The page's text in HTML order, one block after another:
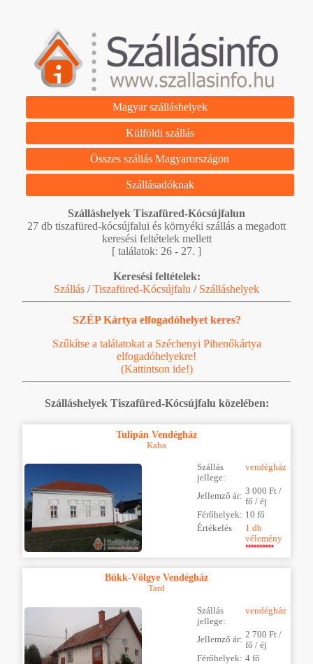
Magyar szálláshelyek
Külföldi szállás
Összes szállás Magyarországon
Szállásadóknak
Szálláshelyek Tiszafüred-Kócsújfalun
27 db tiszafüred-kócsújfalui és környéki szállás a megadott
keresési feltételek mellett
[ találatok: 26 - 27. ]
Keresési feltételek:
Szállás /Tiszafüred-Kócsújfalu / Szálláshelyek
SZÉP Kártya elfogadóhelyet keres?
Szűkítse a találatokat a Széchenyi Pihenőkártya
elfogadóhelyekre!
(Kattintson ide!)
Szálláshelyek Tiszafüred-Kócsújfalu közelében:
Tulipán Vendégház
Kaba
Szállás
jellege:
vendégház
Jellemző ár: 3 000 Ft /
fő / éj
Férőhelyek: 10 fő
Értékelés
1 db
vélemény
Bükk-Völgye Vendégház
Tard
Szállás
jellege:
vendégház
Jellemző ár: 2 700 Ft /
fő / éj
Férőhelyek: 4 fő